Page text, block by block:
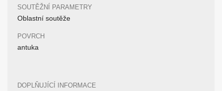
SOUTĚŽNÍ PARAMETRY
Oblastní soutěže
POVRCH
antuka
DOPLŇUJÍCÍ INFORMACE